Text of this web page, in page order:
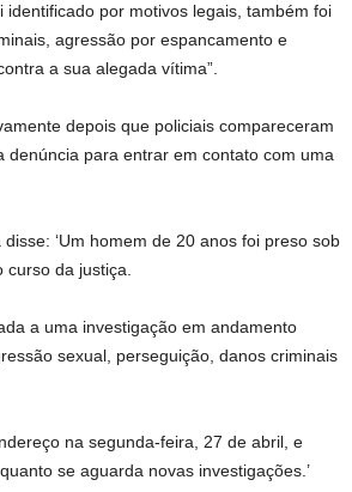
identificado por motivos legais, também foi
agressão por espancamento e
a sua alegada vítima”.
depois que policiais compareceram
denúncia para entrar em contato com uma
‘Um homem de 20 anos foi preso sob
da justiça.
a uma investigação em andamento
sexual, perseguição, danos criminais
na segunda-feira, 27 de abril, e
se aguarda novas investigações.’